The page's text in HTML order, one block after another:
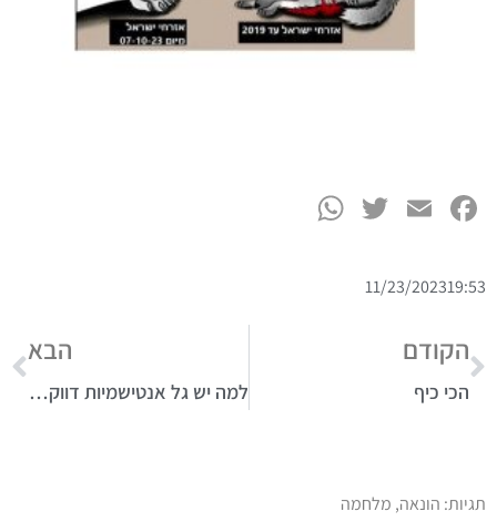
Facebook
Email
Twitter
19:53
11/23/2023
הקודם
הכי כיף
הבא
למה יש גל אנטישמיות דווקא עכשיו?
תגיות: הונאה, מלחמה